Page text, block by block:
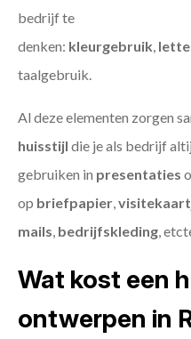
bedrijf te
denken: kleurgebruik,
taalgebruik.
Al deze elementen zorgen
huisstijl die je als bedrijf
gebruiken in presentaties
op briefpapier,
mails, bedrijfskleding,
Wat kost een
ontwerpen in